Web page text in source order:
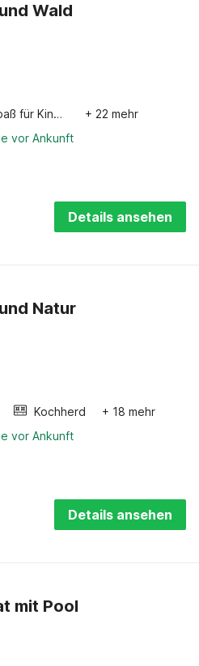
Wald
Spaß für Kinder
+ 22 mehr
vor Ankunft
Details ansehen
Natur
Kochherd
+ 18 mehr
vor Ankunft
Details ansehen
mit Pool